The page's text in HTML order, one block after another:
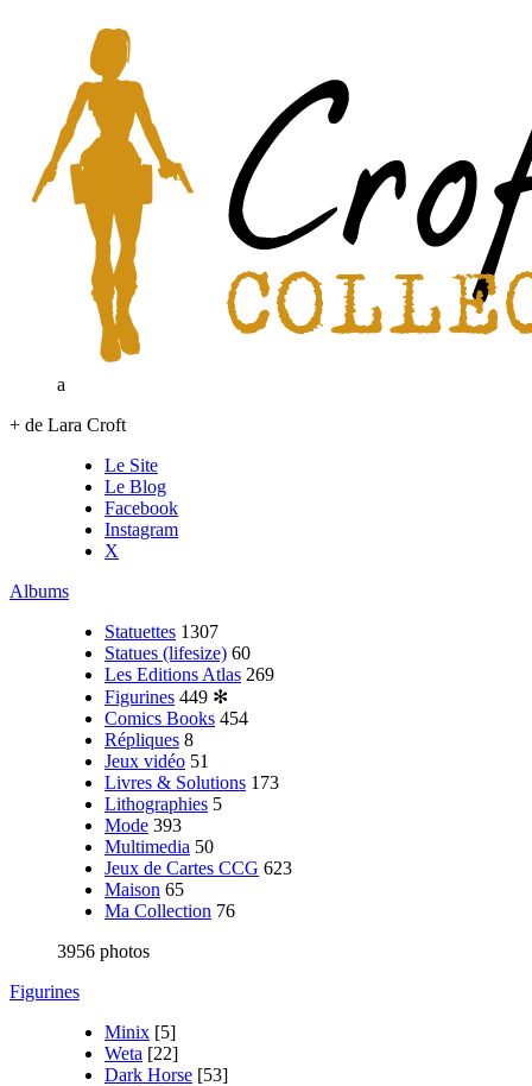
a
+ de Lara Croft
Le Site
Le Blog
Facebook
Instagram
X
Albums
Statuettes 1307
Statues (lifesize) 60
Les Editions Atlas 269
Figurines 449 ✻
Comics Books 454
Répliques 8
Jeux vidéo 51
Livres & Solutions 173
Lithographies 5
Mode 393
Multimedia 50
Jeux de Cartes CCG 623
Maison 65
Ma Collection 76
3956 photos
Figurines
Minix [5]
Weta [22]
Dark Horse [53]